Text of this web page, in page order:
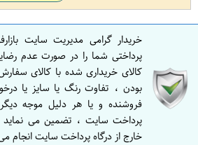
خریدار گرامی مدیریت سایت
پرداختی شما را در صورت عدم
کالای خریداری شده با کالای
بودن ، تفاوت رنگ یا سایز یا
فروشنده و یا هر دلیل موجه
پرداخت سایت ، تضمین می نماید
خارج از درگاه پرداخت سایت انجام